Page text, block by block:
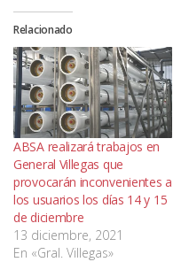
Relacionado
ABSA realizará trabajos en
General Villegas que
provocarán inconvenientes a
los usuarios los días 14 y 15
de diciembre
13 diciembre, 2021
En «Gral. Villegas»